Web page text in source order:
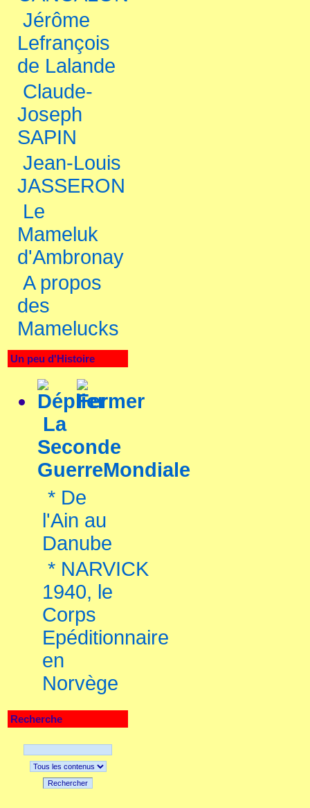
Jérôme
Lefrançois
de Lalande
Claude-
Joseph
SAPIN
Jean-Louis
JASSERON
Le
Mameluk
d'Ambronay
A propos
des
Mamelucks
Un peu d'Histoire
La
Seconde
GuerreMondiale
* De
l'Ain au
Danube
* NARVICK
1940, le
Corps
Epéditionnaire
en
Norvège
Recherche
Rechercher